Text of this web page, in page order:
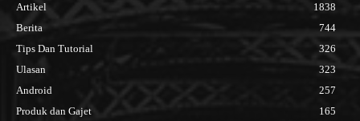
Artikel
1838
Berita
744
Tips Dan Tutorial
326
Ulasan
323
Android
257
Produk dan Gajet
165